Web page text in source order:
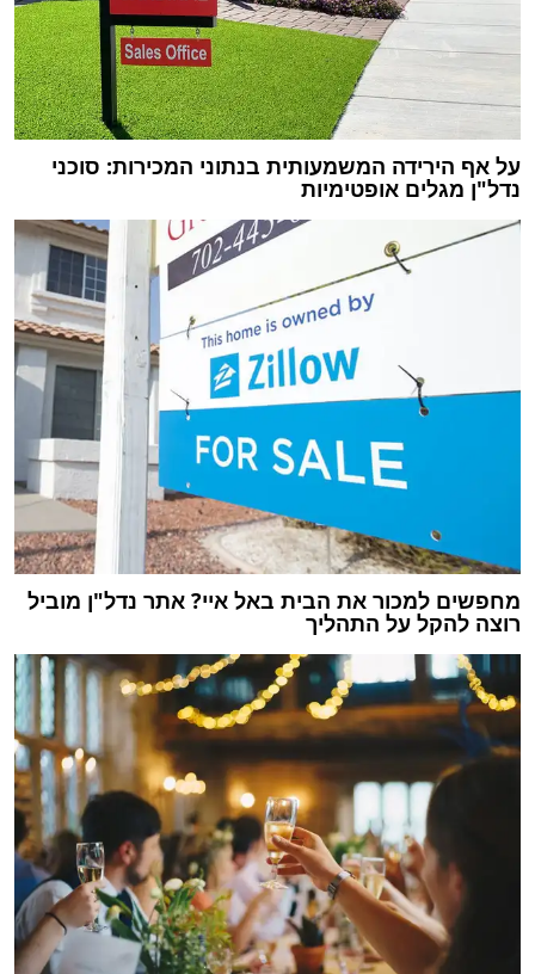
על אף הירידה המשמעותית בנתוני המכירות: סוכני
נדל"ן מגלים אופטימיות
מחפשים למכור את הבית באל איי? אתר נדל"ן מוביל
רוצה להקל על התהליך